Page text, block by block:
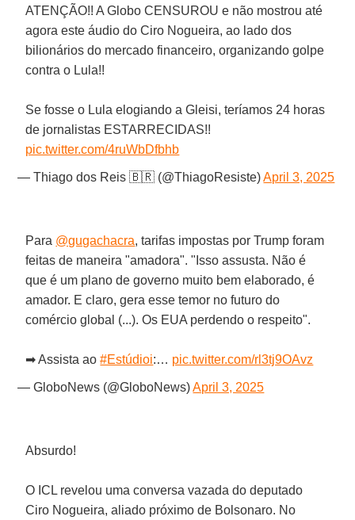
ATENÇÃO!! A Globo CENSUROU e não mostrou até
agora este áudio do Ciro Nogueira, ao lado dos
bilionários do mercado financeiro, organizando golpe
contra o Lula!!
Se fosse o Lula elogiando a Gleisi, teríamos 24 horas
de jornalistas ESTARRECIDAS!!
pic.twitter.com/4ruWbDfbhb
— Thiago dos Reis 🇧🇷 (@ThiagoResiste)April 3, 2025
Para @gugachacra, tarifas impostas por Trump foram
feitas de maneira "amadora". "Isso assusta. Não é
que é um plano de governo muito bem elaborado, é
amador. E claro, gera esse temor no futuro do
comércio global (...). Os EUA perdendo o respeito".
➡ Assista ao#Estúdioi:… pic.twitter.com/rl3tj9OAvz
— GloboNews (@GloboNews)April 3, 2025
Absurdo!
O ICL revelou uma conversa vazada do deputado
Ciro Nogueira, aliado próximo de Bolsonaro. No